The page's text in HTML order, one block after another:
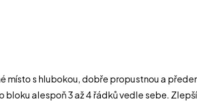
místo s hlubokou, dobře propustnou a
alespoň 3 až 4 řádků vedle sebe.